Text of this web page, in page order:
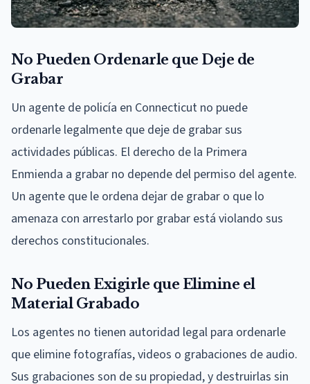
No Pueden Ordenarle que Deje de
Grabar
Un agente de policía en Connecticut no puede
ordenarle legalmente que deje de grabar sus
actividades públicas. El derecho de la Primera
Enmienda a grabar no depende del permiso del agente.
Un agente que le ordena dejar de grabar o que lo
amenaza con arrestarlo por grabar está violando sus
derechos constitucionales.
No Pueden Exigirle que Elimine el
Material Grabado
Los agentes no tienen autoridad legal para ordenarle
que elimine fotografías, videos o grabaciones de audio.
Sus grabaciones son de su propiedad, y destruirlas sin